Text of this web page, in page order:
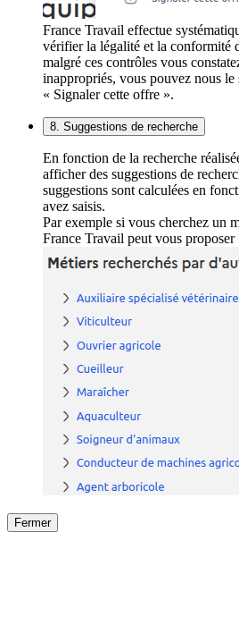
France Travail effectue
vérifier la légalité et la conformité
malgré ces contrôles vous
inappropriés, vous pouvez nous
« Signaler cette offre ».
8. Suggestions de recherche
En fonction de la recherche
afficher des suggestions de
suggestions sont calculées en
avez saisis.
Par exemple si vous cherchez un
France Travail peut vous proposer
Fermer